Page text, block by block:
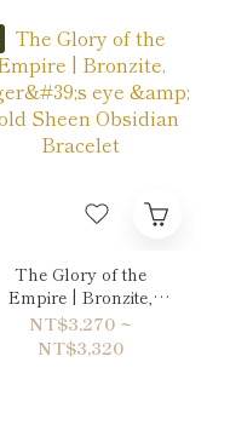
The Glory of the
Empire | Bronzite,
Tiger's eye & Gold
Sheen Obsidian
Bracelet
NT$3,270 ~
NT$3,320